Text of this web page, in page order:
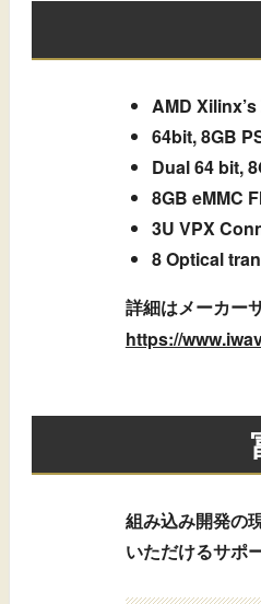
AMD
64bit, 8GB
Dual 64 bit,
8GB eMMC
3U VPX
8 Optical
詳細はメーカー
https://
組み込み開発の
いただけるサポ